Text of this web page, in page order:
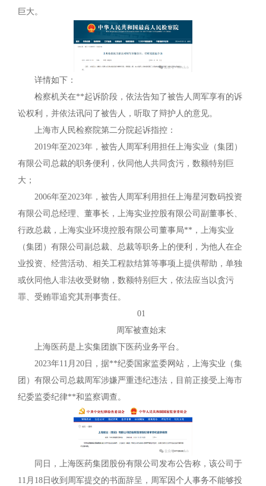
巨大。
详情如下：
检察机关在**起诉阶段，依法告知了被告人周军享有的诉
讼权利，并依法讯问了被告人，听取了辩护人的意见。
上海市人民检察院第二分院起诉指控：
2019年至2023年，被告人周军利用担任上海实业（集团）
有限公司总裁的职务便利，伙同他人共同贪污，数额特别巨
大；
2006年至2023年，被告人周军利用担任上海星河数码投资
有限公司总经理、董事长，上海实业控股有限公司副董事长、
行政总裁，上海实业环境控股有限公司董事局**，上海实业
（集团）有限公司副总裁、总裁等职务上的便利，为他人在企
业投资、经营活动、相关工程款结算等事项上提供帮助，单独
或伙同他人非法收受财物，数额特别巨大，依法应当以贪污
罪、受贿罪追究其刑事责任。
01
周军被查始末
上海医药是上实集团旗下医药业务平台。
2023年11月20日，据**纪委国家监委网站，上海实业（集
团）有限公司总裁周军涉嫌严重违纪违法，目前正接受上海市
纪委监委纪律**和监察调查。
同日，上海医药集团股份有限公司发布公告称，该公司于
11月18日收到周军提交的书面辞呈，周军因个人事务不能够投